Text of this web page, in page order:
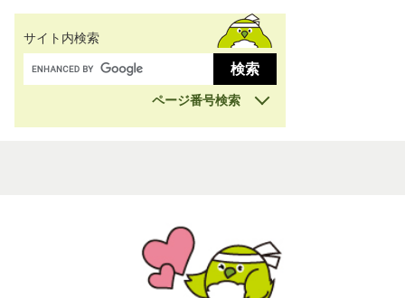
サイト内検索
ページ番号検索